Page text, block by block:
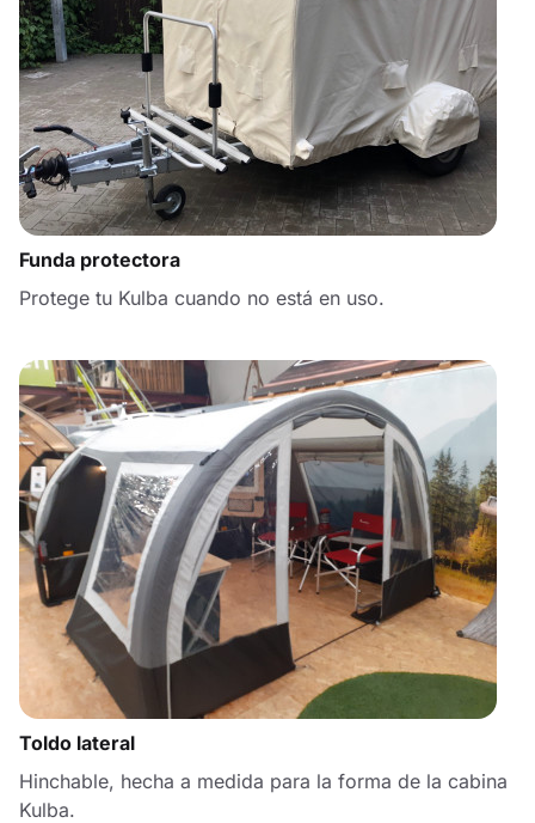
Funda protectora
Protege tu Kulba cuando no está en uso.
Toldo lateral
Hinchable, hecha a medida para la forma de la cabina
Kulba.